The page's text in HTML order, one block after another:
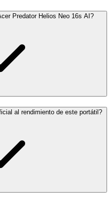
Predator Helios Neo 16s AI?
al rendimiento de este portátil?